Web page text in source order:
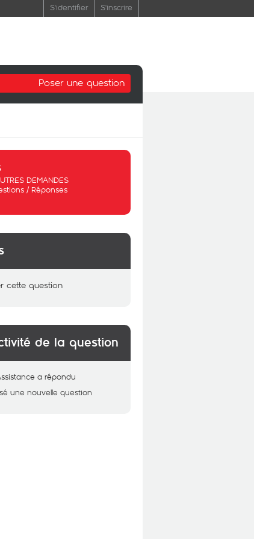
S'identifier S'inscrire
Poser une question
DEMANDES
/ Réponses
cette question
de la question
a répondu
une nouvelle question